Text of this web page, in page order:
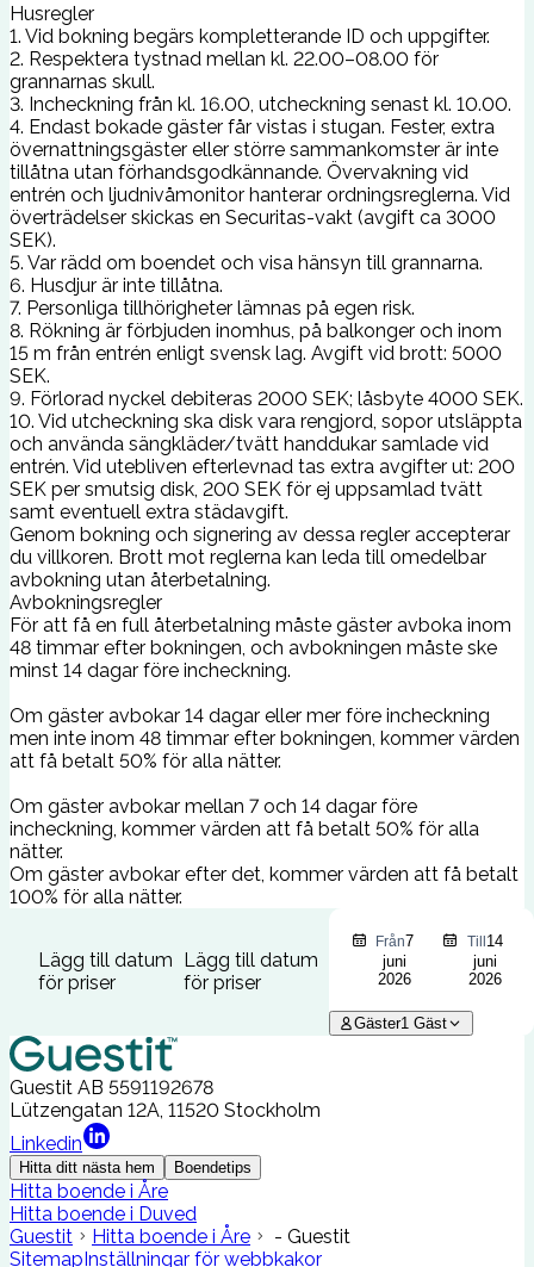
Husregler
1. Vid bokning begärs kompletterande ID och uppgifter.
2. Respektera tystnad mellan kl. 22.00–08.00 för
grannarnas skull.
3. Incheckning från kl. 16.00, utcheckning senast kl. 10.00.
4. Endast bokade gäster får vistas i stugan. Fester, extra
övernattningsgäster eller större sammankomster är inte
tillåtna utan förhandsgodkännande. Övervakning vid
entrén och ljudnivåmonitor hanterar ordningsreglerna. Vid
överträdelser skickas en Securitas-vakt (avgift ca 3000
SEK).
5. Var rädd om boendet och visa hänsyn till grannarna.
6. Husdjur är inte tillåtna.
7. Personliga tillhörigheter lämnas på egen risk.
8. Rökning är förbjuden inomhus, på balkonger och inom
15 m från entrén enligt svensk lag. Avgift vid brott: 5000
SEK.
9. Förlorad nyckel debiteras 2000 SEK; låsbyte 4000 SEK.
10. Vid utcheckning ska disk vara rengjord, sopor utsläppta
och använda sängkläder/tvätt handdukar samlade vid
entrén. Vid utebliven efterlevnad tas extra avgifter ut: 200
SEK per smutsig disk, 200 SEK för ej uppsamlad tvätt
samt eventuell extra städavgift.
Genom bokning och signering av dessa regler accepterar
du villkoren. Brott mot reglerna kan leda till omedelbar
avbokning utan återbetalning.
Avbokningsregler
För att få en full återbetalning måste gäster avboka inom
48 timmar efter bokningen, och avbokningen måste ske
minst 14 dagar före incheckning.
Om gäster avbokar 14 dagar eller mer före incheckning
men inte inom 48 timmar efter bokningen, kommer värden
att få betalt 50% för alla nätter.
Om gäster avbokar mellan 7 och 14 dagar före
incheckning, kommer värden att få betalt 50% för alla
nätter.
Om gäster avbokar efter det, kommer värden att få betalt
100% för alla nätter.
Lägg till datum
för priser
Lägg till datum
för priser
Från7
juni
2026
Till14
juni
2026
Gäster1 Gäst
Guestit AB 5591192678
Lützengatan 12A, 11520 Stockholm
Linkedin
Hitta ditt nästa hem Boendetips
Hitta boende i Åre
Hitta boende i Duved
Guestit
Hitta boende i Åre
- Guestit
SitemapInställningar för webbkakor